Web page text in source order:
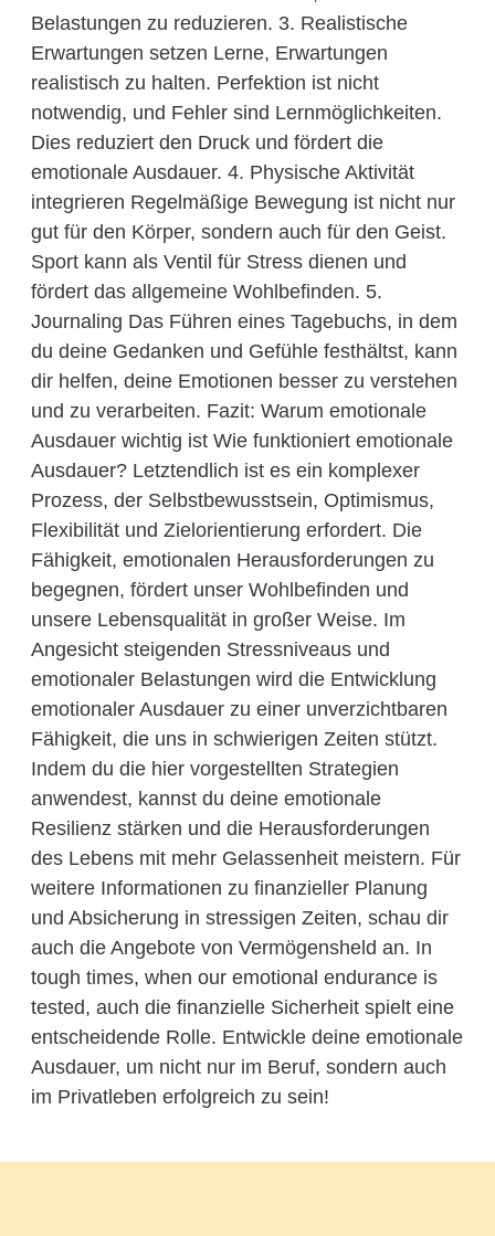
Belastungen zu reduzieren. 3. Realistische
Erwartungen setzen Lerne, Erwartungen
realistisch zu halten. Perfektion ist nicht
notwendig, und Fehler sind Lernmöglichkeiten.
Dies reduziert den Druck und fördert die
emotionale Ausdauer. 4. Physische Aktivität
integrieren Regelmäßige Bewegung ist nicht nur
gut für den Körper, sondern auch für den Geist.
Sport kann als Ventil für Stress dienen und
fördert das allgemeine Wohlbefinden. 5.
Journaling Das Führen eines Tagebuchs, in dem
du deine Gedanken und Gefühle festhältst, kann
dir helfen, deine Emotionen besser zu verstehen
und zu verarbeiten. Fazit: Warum emotionale
Ausdauer wichtig ist Wie funktioniert emotionale
Ausdauer? Letztendlich ist es ein komplexer
Prozess, der Selbstbewusstsein, Optimismus,
Flexibilität und Zielorientierung erfordert. Die
Fähigkeit, emotionalen Herausforderungen zu
begegnen, fördert unser Wohlbefinden und
unsere Lebensqualität in großer Weise. Im
Angesicht steigenden Stressniveaus und
emotionaler Belastungen wird die Entwicklung
emotionaler Ausdauer zu einer unverzichtbaren
Fähigkeit, die uns in schwierigen Zeiten stützt.
Indem du die hier vorgestellten Strategien
anwendest, kannst du deine emotionale
Resilienz stärken und die Herausforderungen
des Lebens mit mehr Gelassenheit meistern. Für
weitere Informationen zu finanzieller Planung
und Absicherung in stressigen Zeiten, schau dir
auch die Angebote von Vermögensheld an. In
tough times, when our emotional endurance is
tested, auch die finanzielle Sicherheit spielt eine
entscheidende Rolle. Entwickle deine emotionale
Ausdauer, um nicht nur im Beruf, sondern auch
im Privatleben erfolgreich zu sein!